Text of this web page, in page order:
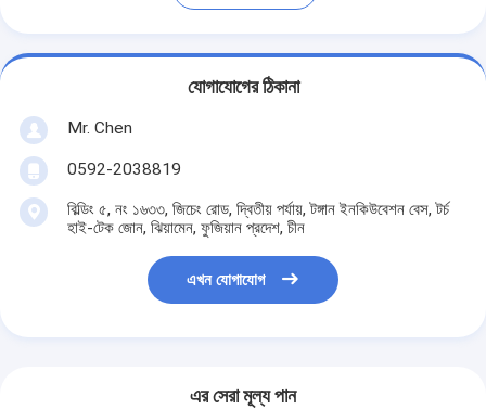
যোগাযোগের ঠিকানা
Mr. Chen
0592-2038819
বিল্ডিং ৫, নং ১৬৩৩, জিচেং রোড, দ্বিতীয় পর্যায়, টঙ্গান ইনকিউবেশন বেস, টর্চ
হাই-টেক জোন, ঝিয়ামেন, ফুজিয়ান প্রদেশ, চীন
এখন যোগাযোগ
এর সেরা মূল্য পান